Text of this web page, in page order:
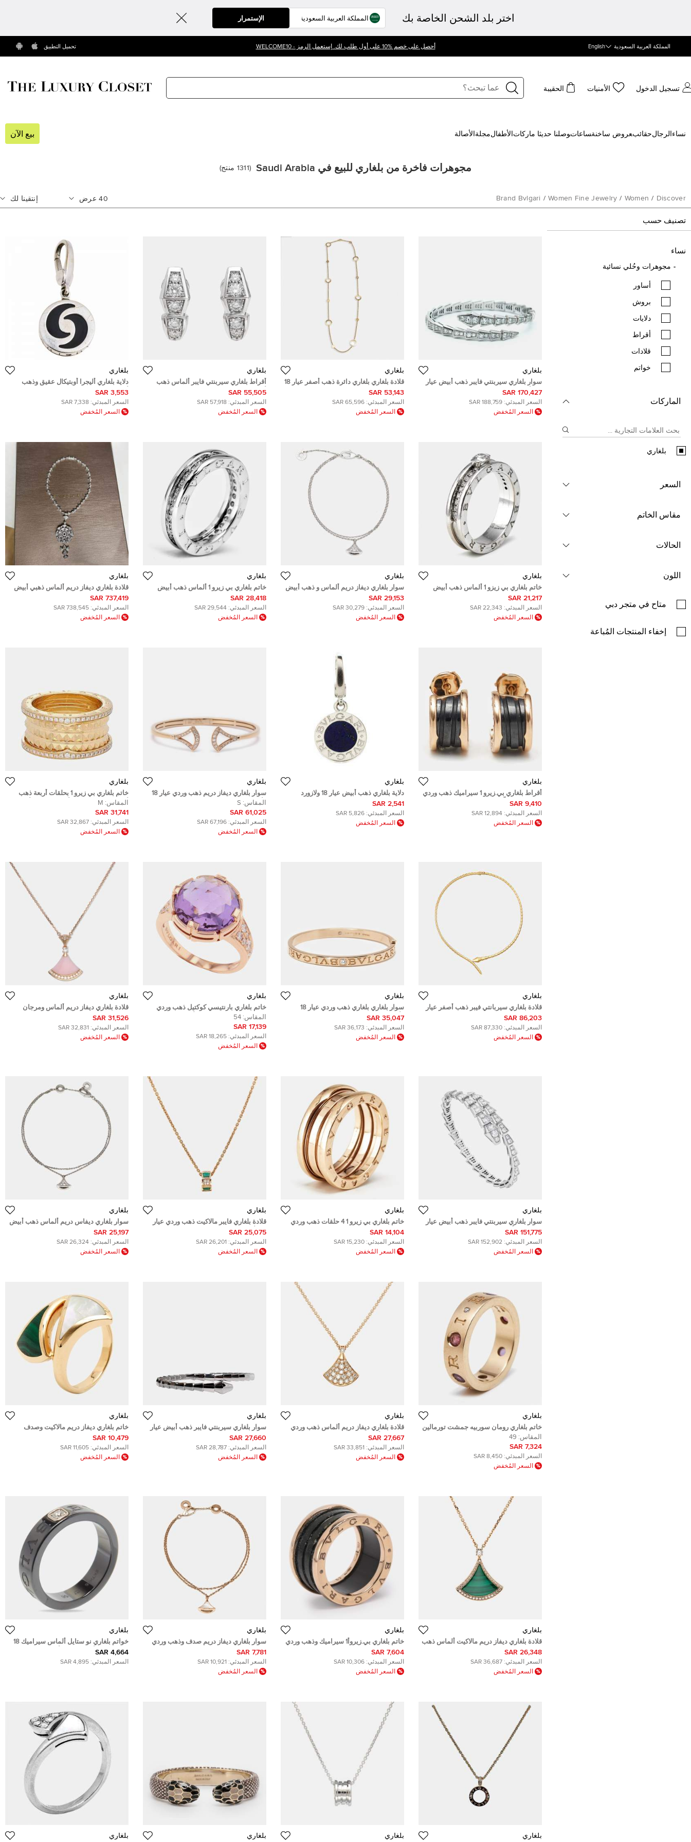
اختر بلد الشحن الخاصة بك الإستمرار
المملكة العربية السعودية English أحصل على خصم %10 على أول طلب لك. إستعمل الرمز - WELCOME10 تحميل التطبيق
تسجيل الدخول الأمنيات الحقيبة
نساء الرجالحقائب‍عروض ساخنة‍ساعات‍وصلنا حديثا ‍ ماركات الأطفالمجلة الأصالة بيع الآن
مجوهرات فاخرة من بلغاري للبيع في Saudi Arabia (
1311 منتج)
Discover
/
Women
/
Women Fine Jewelry
/
Brand Bvlgari
40 عرض إنتقينا لك
تصنيف حسب
نساء
مجوهرات وحُلي نسائية
أساور
بروش
دلايات
أقراط
قلادات
خواتم
الماركات
بلغاري
السعر
مقاس الخاتم
الحالات
اللون
متاح في متجر دبي
إخفاء المنتجات المُباعة
بلغاري
سوار بلغاري سيربنتي فايبر ذهب أبيض عيار
18 وألماس مقاس صغير - سمول
170,427 SAR
السعر المبدئي: 188,759 SAR
السعر المُخفض
بلغاري
قلادة بلغاري بلغاري دائرة ذهب أصفر عيار 18
وصدف
53,143 SAR
السعر المبدئي: 65,596 SAR
السعر المُخفض
بلغاري
أقراط بلغاري سيربنتي فايبر ألماس ذهب
أبيض عيار 18
55,505 SAR
السعر المبدئي: 57,918 SAR
السعر المُخفض
بلغاري
دلاية بلغاري أليجرا أوبتيكال عقيق وذهب
أبيض عيار 18
3,553 SAR
السعر المبدئي: 7,338 SAR
السعر المُخفض
بلغاري
خاتم بلغاري بي زيزو 1 ألماس ذهب أبيض
عيار 18 مقاس 58
21,217 SAR
السعر المبدئي: 22,343 SAR
السعر المُخفض
بلغاري
سوار بلغاري ديفاز دريم ألماس و ذهب أبيض
عيار 18 صغير الحجم
29,153 SAR
السعر المبدئي: 30,279 SAR
السعر المُخفض
بلغاري
خاتم بلغاري بي زيرو 1 ألماس ذهب أبيض
عيار 18 مقاس 50
28,418 SAR
السعر المبدئي: 29,544 SAR
السعر المُخفض
بلغاري
قلادة بلغاري ديفاز دريم ألماس ذهبي أبيض
زهور عيار 18
737,419 SAR
السعر المبدئي: 738,545 SAR
السعر المُخفض
بلغاري
أقراط بلغاري بي.زيرو 1 سيراميك ذهب وردي
عيار 18 قيراطاً
9,410 SAR
السعر المبدئي: 12,894 SAR
السعر المُخفض
بلغاري
دلاية بلغاري ذهب أبيض عيار 18 ولازورد
2,541 SAR
السعر المبدئي: 5,826 SAR
السعر المُخفض
بلغاري
سوار بلغاري ديفاز دريم ذهب وردي عيار 18
وألماس 15 سم
المقاس: S
61,025 SAR
السعر المبدئي: 67,196 SAR
السعر المُخفض
بلغاري
خاتم بلغاري بي زيرو 1 بحلقات أربعة ذهب
59
المقاس: M
31,741 SAR
السعر المبدئي: 32,867 SAR
السعر المُخفض
بلغاري
قلادة بلغاري سيربانتي فيبر ذهب أصفر عيار
18
86,203 SAR
السعر المبدئي: 87,330 SAR
السعر المُخفض
بلغاري
سوار بلغاري بلغاري ذهب وردي عيار 18
وألماس مقاس صغير - سمول
35,047 SAR
السعر المبدئي: 36,173 SAR
السعر المُخفض
بلغاري
خاتم بلغاري بارنتيسي كوكتيل ذهب وردي
عيار 18 مقاس 54 الاتحاد الأوروبي
المقاس: 54
17,139 SAR
السعر المبدئي: 18,265 SAR
السعر المُخفض
بلغاري
قلادة بلغاري ديفاز دريم ألماس ومرجان
وردي وذهب وردي عيار 18
31,526 SAR
السعر المبدئي: 32,831 SAR
السعر المُخفض
بلغاري
سوار بلغاري سيربنتي فايبر ذهب أبيض عيار
18 مرصع بألماس فايف
151,775 SAR
السعر المبدئي: 152,902 SAR
السعر المُخفض
بلغاري
خاتم بلغاري بي زيرو 1 4 حلقات ذهب وردي
عيار 18 مقاس 58
14,104 SAR
السعر المبدئي: 15,230 SAR
السعر المُخفض
بلغاري
قلادة بلغاري فايبر مالاكيت ذهب وردي عيار
18 وألماس
25,075 SAR
السعر المبدئي: 26,201 SAR
السعر المُخفض
بلغاري
سوار بلغاري ديفاس دريم ألماس ذهب أبيض
عيار 18 مقاس متوسط/ كبير
25,197 SAR
السعر المبدئي: 26,324 SAR
السعر المُخفض
بلغاري
خاتم بلغاري رومان سوربيه جمشت تورمالين
ماسي ذهب وردي عيار 18 مقاس 49
المقاس: 49
7,324 SAR
السعر المبدئي: 8,450 SAR
السعر المُخفض
بلغاري
قلادة بلغاري ديفاز دريم ألماس ذهب وردي
عيار 18 وألماس
27,667 SAR
السعر المبدئي: 33,851 SAR
السعر المُخفض
بلغاري
سوار بلغاري سيربنتي فايبر ذهب أبيض عيار
18
27,660 SAR
السعر المبدئي: 28,787 SAR
السعر المُخفض
بلغاري
خاتم بلغاري ديفاز دريم مالاكيت وصدف
وذهب أصفر عيار 18 مقاس 50
10,479 SAR
السعر المبدئي: 11,605 SAR
السعر المُخفض
بلغاري
قلادة بلغاري ديفاز دريم مالاكيت ألماس ذهب
وردي عيار 18
26,348 SAR
السعر المبدئي: 36,687 SAR
السعر المُخفض
بلغاري
خاتم بلغاري بي.زيروأ1 سيراميك وذهب وردي
عيار 18 مقاس 53
7,604 SAR
السعر المبدئي: 10,306 SAR
السعر المُخفض
بلغاري
سوار بلغاري ديفاز دريم صدف وذهب وردي
عيار 18 مقاس صغير - سمول
7,781 SAR
السعر المبدئي: 10,921 SAR
السعر المُخفض
بلغاري
خواتم بلغاري نو ستايل ألماس سيراميك 18
قيراط ذهب أبيض مقاس أوروبي 56
4,664 SAR
السعر المبدئي: 4,895 SAR
بلغاري بلغاري بلغاري بلغاري